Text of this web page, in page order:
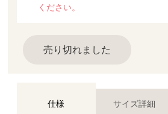
ください。
売り切れました
仕様 サイズ詳細